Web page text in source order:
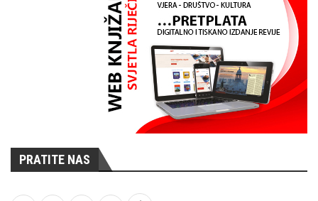
PRATITE NAS